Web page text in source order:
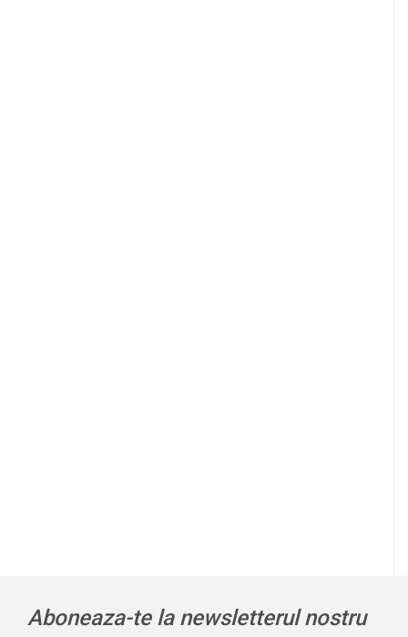
Aboneaza-te la newsletterul nostru